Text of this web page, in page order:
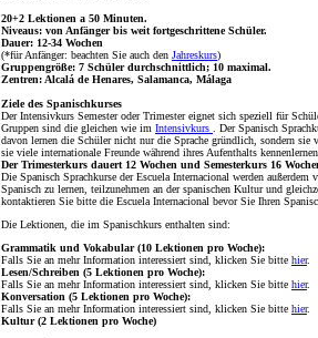
20+2 Lektionen a 50 Minuten.
Niveaus: von Anfänger bis weit fortgeschrittene Schüler.
Dauer: 12-34 Wochen
(*für Anfänger: beachten Sie auch den Jahreskurs)
Gruppengröße: 7 Schüler durchschnittlich; 10 maximal.
Zentren: Alcalá de Henares, Salamanca, Málaga
Ziele des Spanischkurses
Der Intensivkurs Semester oder Trimester eignet sich speziell für
Gruppen sind die gleichen wie im Intensivkurs
. Der Spanisch
davon lernen die Schüler nicht nur die Sprache gründlich, sondern sie
sie viele internationale Freunde während ihres Aufenthalts
Der Trimesterkurs dauert 12 Wochen und Semesterkurs 16
Die Spanisch Sprachkurse der Escuela Internacional werden
Spanisch zu lernen, teilzunehmen an der spanischen Kultur und
kontaktieren Sie bitte die Escuela Internacional bevor Sie Ihren
Die Lektionen, die im Spanischkurs enthalten sind:
Grammatik und Vokabular (10 Lektionen pro Woche):
Falls Sie an mehr Information interessiert sind, klicken Sie bitte hier.
Lesen/Schreiben (5 Lektionen pro Woche):
Falls Sie an mehr Information interessiert sind, klicken Sie bitte hier.
Konversation (5 Lektionen pro Woche):
Falls Sie an mehr Information interessiert sind, klicken Sie bitte hier.
Kultur (2 Lektionen pro Woche)